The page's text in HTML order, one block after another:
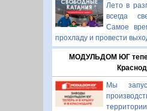
Лето в
всегда
Самое
прохладу и провести
МОДУЛЬДОМ ЮГ
Мы